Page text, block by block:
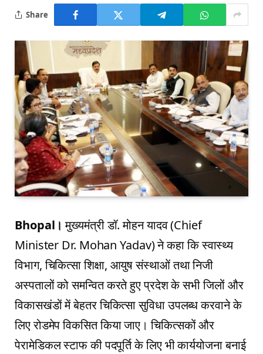
Share
Bhopal। मुख्यमंत्री डॉ. मोहन यादव (Chief
Minister Dr. Mohan Yadav) ने कहा कि स्वास्थ्य
विभाग, चिकित्सा शिक्षा, आयुष संस्थाओं तथा निजी
अस्पतालों को समन्वित करते हुए प्रदेश के सभी जिलों और
विकासखंडों में बेहतर चिकित्सा सुविधा उपलब्ध करवाने के
लिए रोडमेप विकसित किया जाए। चिकित्सकों और
पेरामेडिकल स्टाफ की पदपूर्ति के लिए भी कार्ययोजना बनाई